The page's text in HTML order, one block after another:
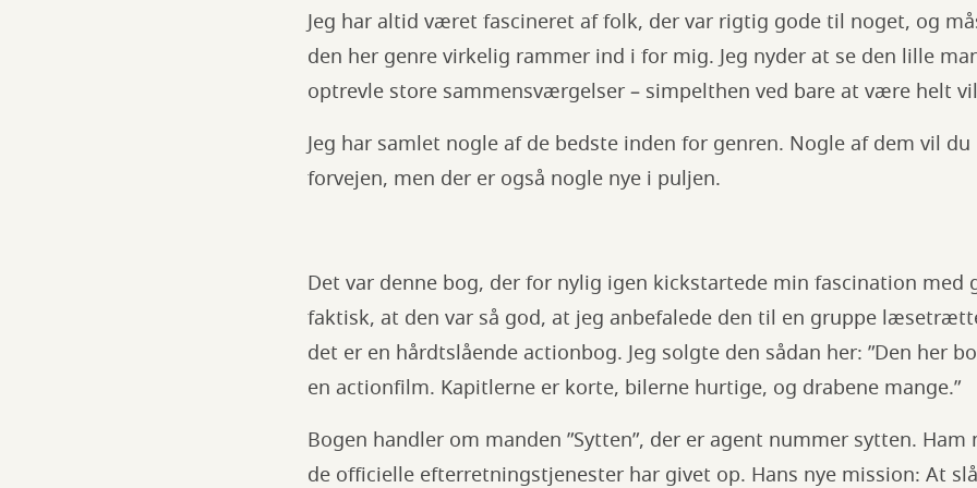
Jeg har altid været fascineret af folk, der var rigtig gode til noget, og
den her genre virkelig rammer ind i for mig. Jeg nyder at se den lille
optrevle store sammensværgelser – simpelthen ved bare at være helt
Jeg har samlet nogle af de bedste inden for genren. Nogle af dem vil
forvejen, men der er også nogle nye i puljen.
Det var denne bog, der for nylig igen kickstartede min fascination med
faktisk, at den var så god, at jeg anbefalede den til en gruppe
det er en hårdtslående actionbog. Jeg solgte den sådan her: ”Den her
en actionfilm. Kapitlerne er korte, bilerne hurtige, og drabene mange.”
Bogen handler om manden ”Sytten”, der er agent nummer sytten.
de officielle efterretningstjenester har givet op. Hans nye mission: At slå